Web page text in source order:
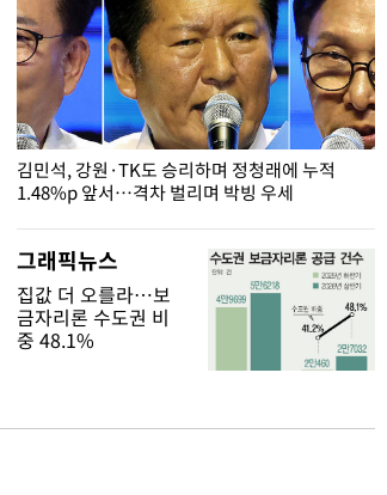
김민석, 강원·TK도 승리하며 정청래에 누적
1.48%p 앞서…격차 벌리며 박빙 우세
그래픽뉴스
집값 더 오를라…보
금자리론 수도권 비
중 48.1%